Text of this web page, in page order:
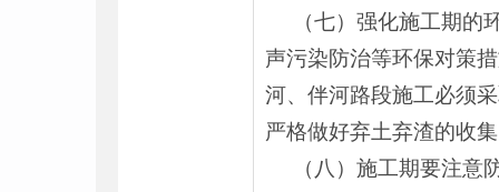
（七）强化施工期的
声污染防治等环保对策
河、伴河路段施工必须
严格做好弃土弃渣的收
（八）施工期要注意